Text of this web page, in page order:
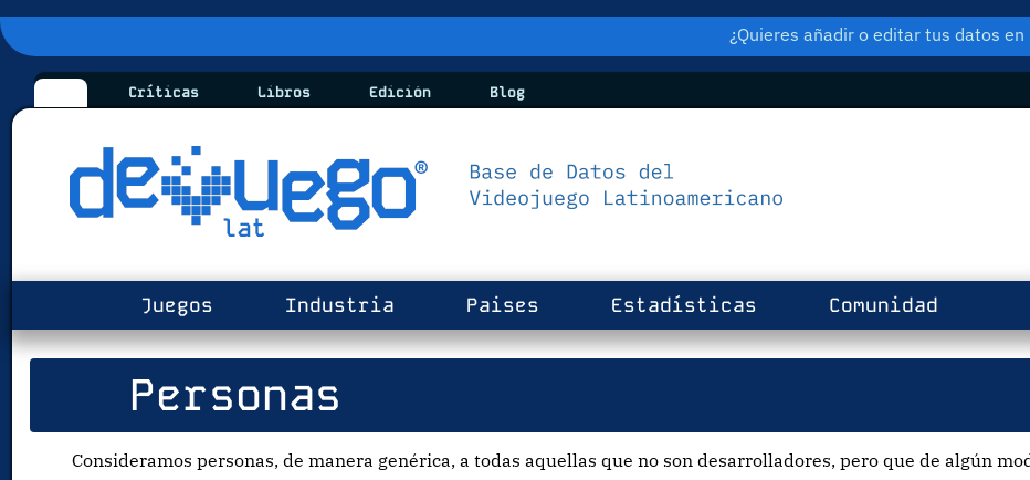
¿Quieres añadir o editar tus datos en
Críticas Libros Edición Blog
Juegos Industria Paises Estadísticas Comunidad
Personas
Consideramos personas, de manera genérica, a todas aquellas que no son desarrolladores, pero que de algún